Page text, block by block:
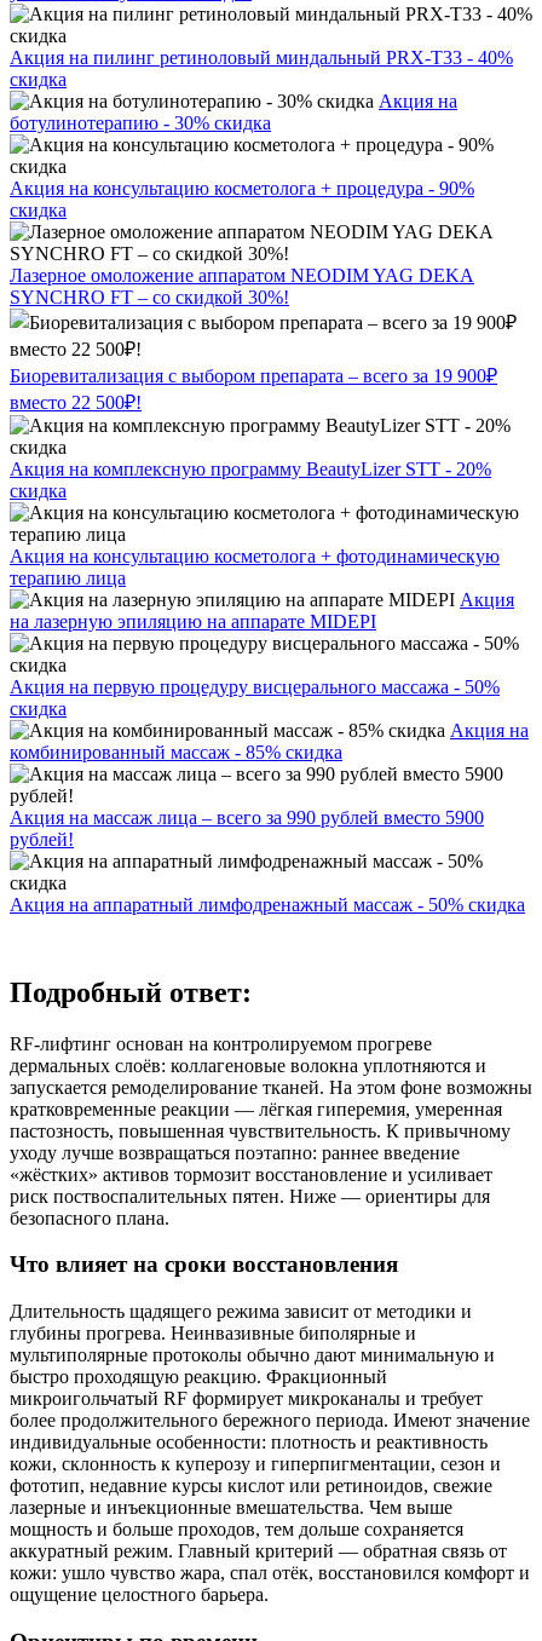
Акция на пилинг ретиноловый миндальный PRX-T33 - 40%
скидка
Акция на
ботулинотерапию - 30% скидка
Акция на консультацию косметолога + процедура - 90%
скидка
Лазерное омоложение аппаратом NEODIM YAG DEKA
SYNCHRO FT – со скидкой 30%!
Биоревитализация с выбором препарата – всего за 19 900₽
вместо 22 500₽!
Акция на комплексную программу BeautyLizer STT - 20%
скидка
Акция на консультацию косметолога + фотодинамическую
терапию лица
Акция
на лазерную эпиляцию на аппарате MIDEPI
Акция на первую процедуру висцерального массажа - 50%
скидка
Акция на
комбинированный массаж - 85% скидка
Акция на массаж лица – всего за 990 рублей вместо 5900
рублей!
Акция на аппаратный лимфодренажный массаж - 50% скидка
Подробный ответ:
RF‑лифтинг основан на контролируемом прогреве
дермальных слоёв: коллагеновые волокна уплотняются и
запускается ремоделирование тканей. На этом фоне возможны
кратковременные реакции — лёгкая гиперемия, умеренная
пастозность, повышенная чувствительность. К привычному
уходу лучше возвращаться поэтапно: раннее введение
«жёстких» активов тормозит восстановление и усиливает
риск поствоспалительных пятен. Ниже — ориентиры для
безопасного плана.
Что влияет на сроки восстановления
Длительность щадящего режима зависит от методики и
глубины прогрева. Неинвазивные биполярные и
мультиполярные протоколы обычно дают минимальную и
быстро проходящую реакцию. Фракционный
микроигольчатый RF формирует микроканалы и требует
более продолжительного бережного периода. Имеют значение
индивидуальные особенности: плотность и реактивность
кожи, склонность к куперозу и гиперпигментации, сезон и
фототип, недавние курсы кислот или ретиноидов, свежие
лазерные и инъекционные вмешательства. Чем выше
мощность и больше проходов, тем дольше сохраняется
аккуратный режим. Главный критерий — обратная связь от
кожи: ушло чувство жара, спал отёк, восстановился комфорт и
ощущение целостного барьера.